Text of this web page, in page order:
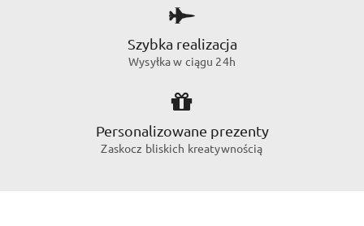
Szybka realizacja
Wysyłka w ciągu 24h
Personalizowane prezenty
Zaskocz bliskich kreatywnością